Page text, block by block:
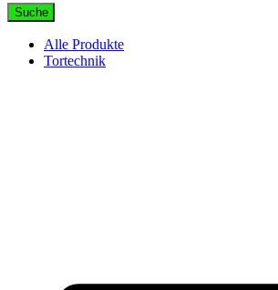
Suche
Alle Produkte
Tortechnik